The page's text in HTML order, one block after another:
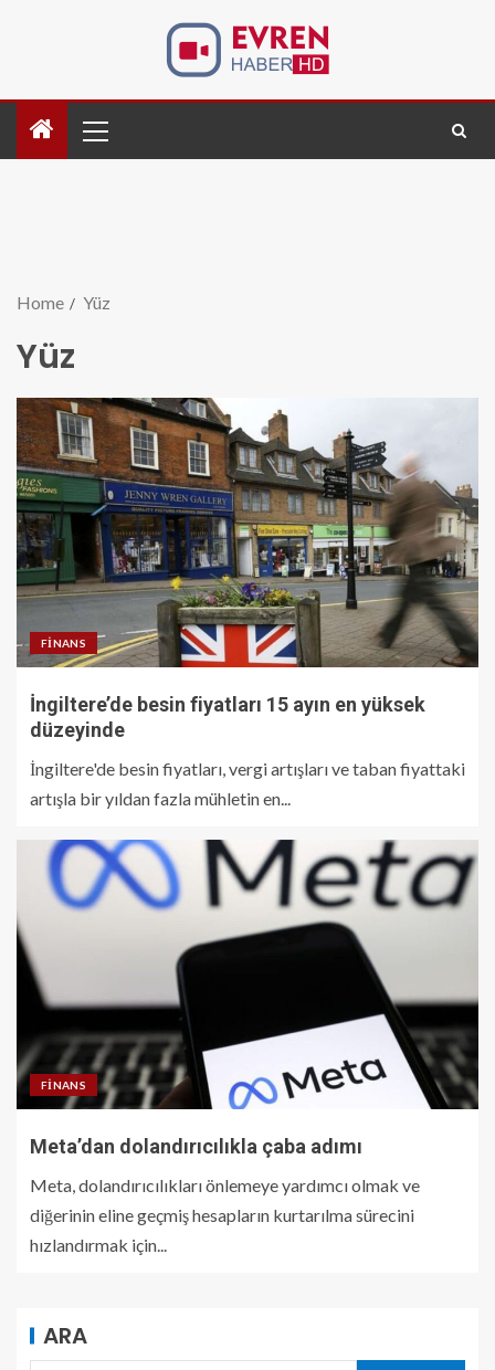
Home Yüz
Yüz
FINANS
İngiltere’de besin fiyatları 15 ayın en yüksek
düzeyinde
İngiltere'de besin fiyatları, vergi artışları ve taban fiyattaki
artışla bir yıldan fazla mühletin en...
FINANS
Meta’dan dolandırıcılıkla çaba adımı
Meta, dolandırıcılıkları önlemeye yardımcı olmak ve
diğerinin eline geçmiş hesapların kurtarılma sürecini
hızlandırmak için...
ARA